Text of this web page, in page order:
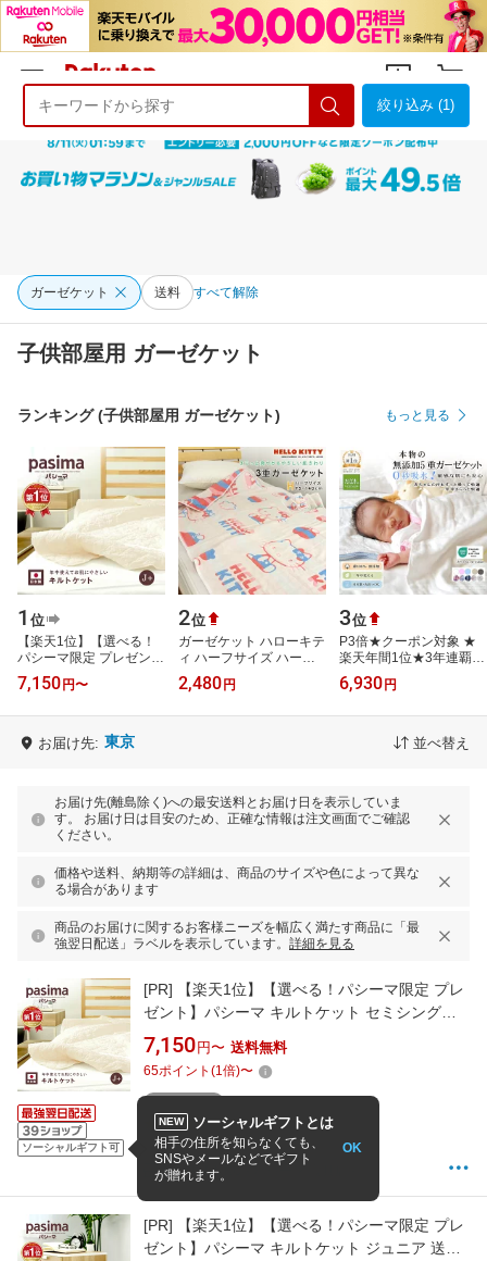
ようこそ 楽天市場へ ログイン
絞り込み (1)
ガーゼケット 送料 すべて解除
子供部屋用 ガーゼケット
ランキング (子供部屋用 ガーゼケット) もっと見る
1 位
【楽天1位】【選べる！
パシーマ限定 プレゼン
ト】パシーマ キルトケッ
ト セミシングル ジュニ
7,150 円〜
2位
ガーゼケット ハローキテ
ィ ハーフサイズ ハーフ
ケット 綿混 3重ガーゼ 夏
掛け 肌掛け 涼感 吸水 通
2,480 円
3位
P3倍★クーポン対象 ★
楽天年間1位★3年連覇
松並木 元祖 無添加 ガー
ゼケット ベビー 5重日本
6,930 円
お届け先: 東京 並べ替え
お届け先(離島除く)への最安送料とお届け日を表示していま
す。 お届け日は目安のため、正確な情報は注文画面でご確認
ください。
価格や送料、納期等の詳細は、商品のサイズや色によって異な
る場合があります
商品のお届けに関するお客様ニーズを幅広く満たす商品に「最
強翌日配送」ラベルを表示しています。 詳細を見る
ソーシャルギフト可
[PR]
【楽天1位】【選べる！パシーマ限定 プレ
ゼント】パシーマ キルトケット セミシングル
ジュニアプラス 120×207cm 送料無料 肌掛け布
団 龍宮正規品 綿 ガーゼケット 日本製 タオルケ
ット ガーゼ pasima パシーマ ZIP #5806L PS
7,150 円〜 送料無料
65ポイント (1倍)〜
4.77 (188件)
15:00までの注文で 最短8/10(翌日) お届け
NUKU NUKU - パシーマ 寝具店 -
[PR]
【楽天1位】【選べる！パシーマ限定 プレ
ゼント】パシーマ キルトケット ジュニア 送料
NEW ソーシャルギフトとは
相手の住所を知らなくても、
SNSやメールなどでギフト
が贈れます。
OK